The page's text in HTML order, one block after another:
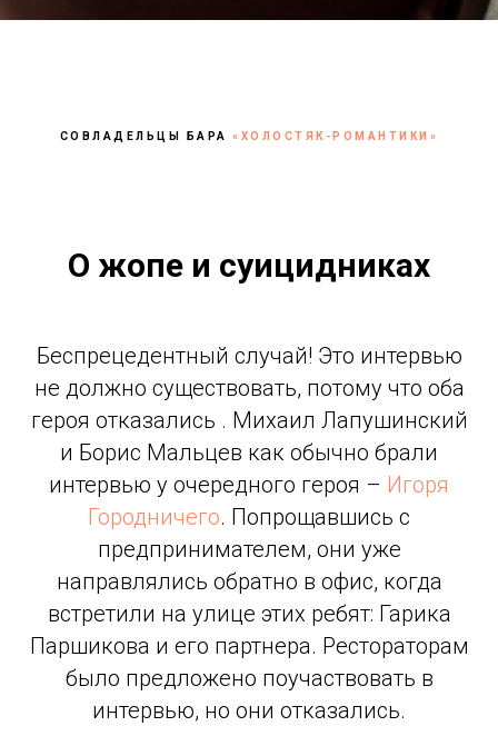
СОВЛАДЕЛЬЦЫ БАРА«ХОЛОСТЯК-РОМАНТИКИ»
О жопе и суицидниках
Беспрецедентный случай! Это интервью
не должно существовать, потому что оба
героя отказались . Михаил Лапушинский
и Борис Мальцев как обычно брали
интервью у очередного героя – Игоря
Городничего. Попрощавшись с
предпринимателем, они уже
направлялись обратно в офис, когда
встретили на улице этих ребят: Гарика
Паршикова и его партнера. Рестораторам
было предложено поучаствовать в
интервью, но они отказались.